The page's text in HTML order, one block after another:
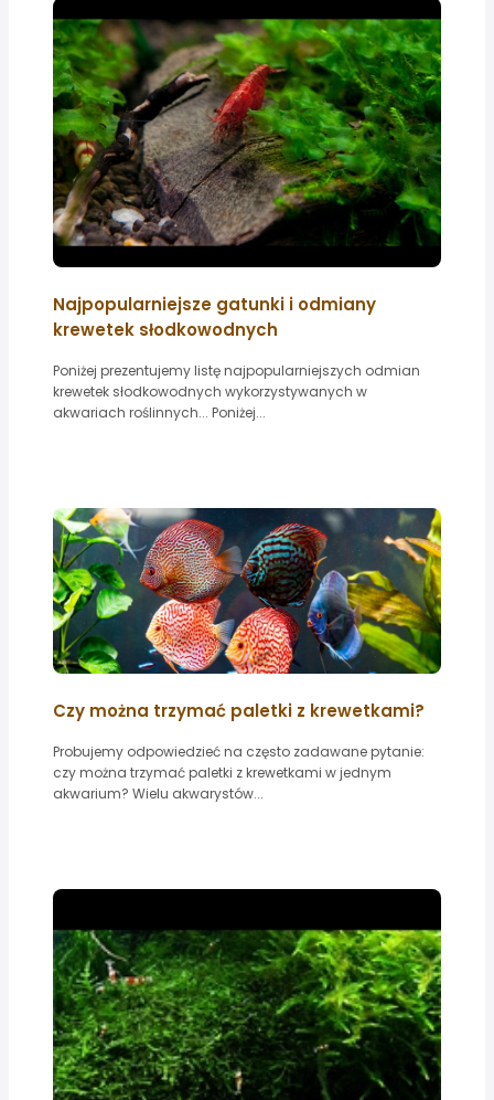
Najpopularniejsze gatunki i odmiany
krewetek słodkowodnych
Poniżej prezentujemy listę najpopularniejszych odmian
krewetek słodkowodnych wykorzystywanych w
akwariach roślinnych... Poniżej...
Czy można trzymać paletki z krewetkami?
Probujemy odpowiedzieć na często zadawane pytanie:
czy można trzymać paletki z krewetkami w jednym
akwarium? Wielu akwarystów...